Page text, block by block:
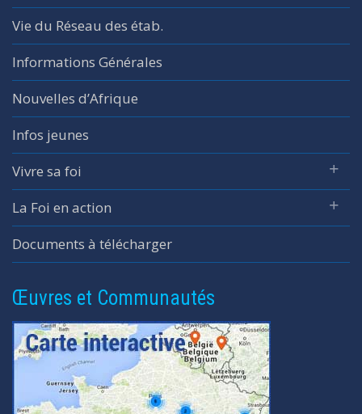
Vie du Réseau des étab.
Informations Générales
Nouvelles d’Afrique
Infos jeunes
Vivre sa foi
La Foi en action
Documents à télécharger
Œuvres et Communautés